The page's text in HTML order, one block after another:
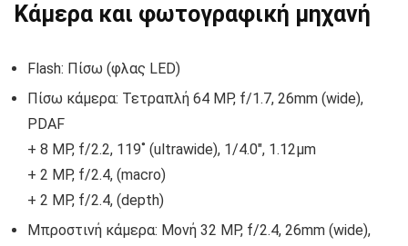
Κάμερα και φωτογραφική μηχανή
Flash: Πίσω (φλας LED)
Πίσω κάμερα: Τετραπλή 64 MP, f/1.7, 26mm (wide),
PDAF
+ 8 MP, f/2.2, 119˚ (ultrawide), 1/4.0″, 1.12µm
+ 2 MP, f/2.4, (macro)
+ 2 MP, f/2.4, (depth)
Μπροστινή κάμερα: Μονή 32 MP, f/2.4, 26mm (wide),